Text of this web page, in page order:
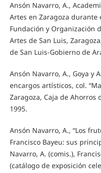
Ansón Navarro, A.,
Artes en Zaragoza durante
Fundación y Organización
Artes de San Luis,
de San Luis-Gobierno de
Ansón Navarro, A., Goya y
encargos artísticos, col.
Zaragoza, Caja de Ahorros
1995.
Ansón Navarro, A., “Los
Francisco Bayeu: sus
Navarro, A. (comis.),
(catálogo de exposición